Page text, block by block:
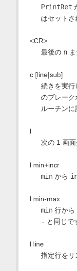
PrintRet
はセットさ
<CR>
最後の nま
c [line|sub]
続きを実行
のブレーク
ルーチンに
l
次の 1 画面
l min+incr
minから
l min-max
min行から
- と同じで
l line
指定行をリ